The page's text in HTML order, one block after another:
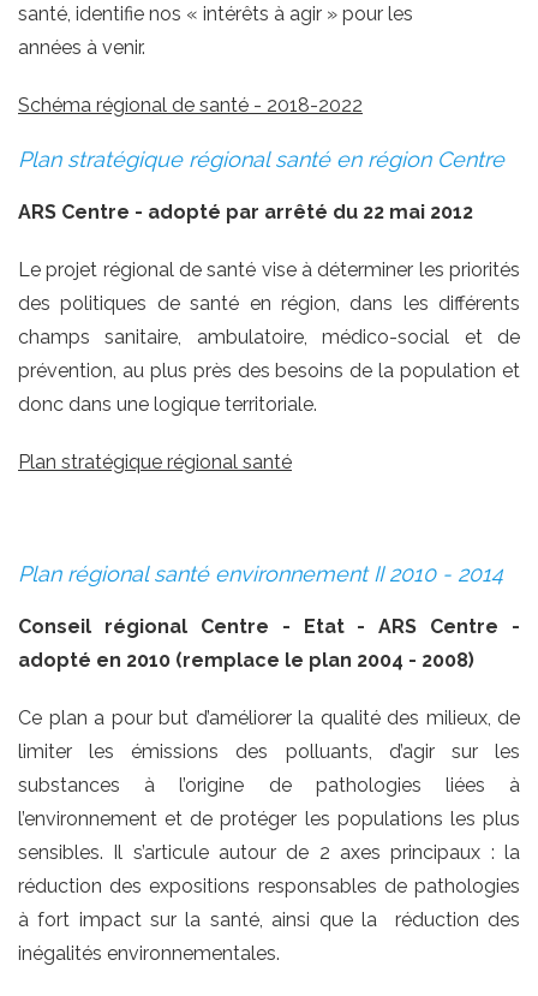
santé, identifie nos « intérêts à agir » pour les
années à venir.
Schéma régional de santé - 2018-2022
Plan stratégique régional santé en région Centre
ARS Centre - adopté par arrêté du 22 mai 2012
Le projet régional de santé vise à déterminer les priorités
des politiques de santé en région, dans les différents
champs sanitaire, ambulatoire, médico-social et de
prévention, au plus près des besoins de la population et
donc dans une logique territoriale.
Plan stratégique régional santé
Plan régional santé environnement II 2010 - 2014
Conseil régional Centre - Etat - ARS Centre -
adopté en 2010 (remplace le plan 2004 - 2008)
Ce plan a pour but d’améliorer la qualité des milieux, de
limiter les émissions des polluants, d’agir sur les
substances à l’origine de pathologies liées à
l’environnement et de protéger les populations les plus
sensibles. Il s’articule autour de 2 axes principaux : la
réduction des expositions responsables de pathologies
à fort impact sur la santé, ainsi que la réduction des
inégalités environnementales.